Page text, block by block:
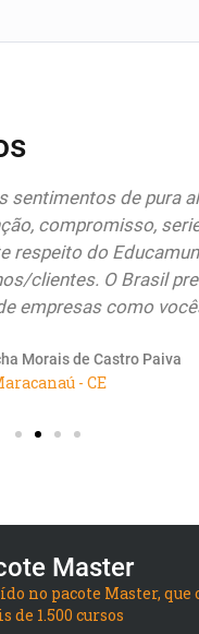
sentimentos de pura
compromisso,
respeito do
clientes. O Brasil
empresas como
Morais de Castro Paiva
- CE
Master
no pacote Master, que
de 1.500 cursos